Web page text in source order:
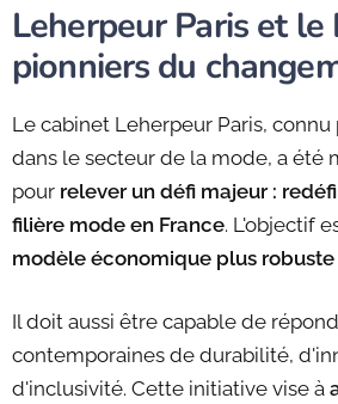
Leherpeur Paris et le
pionniers du
Le cabinet Leherpeur Paris,
dans le secteur de la mode, a été
pour relever un défi majeur :
filière mode en France. L'objectif
modèle économique plus
Il doit aussi être capable de
contemporaines de durabilité,
d'inclusivité. Cette initiative vise à